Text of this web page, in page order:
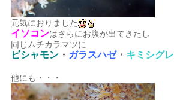
元気におりました
イソコンはさらにお腹が出てきたし
同じムチカラマツに
ビシャモン ・ ガラスハゼ・ キミシグレ
他にも・・・